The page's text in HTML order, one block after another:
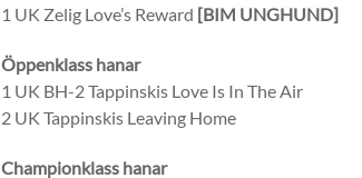
1 UK Zelig Love’s Reward [BIM UNGHUND]
Öppenklass hanar
1 UK BH-2 Tappinskis Love Is In The Air
2 UK Tappinskis Leaving Home
Championklass hanar